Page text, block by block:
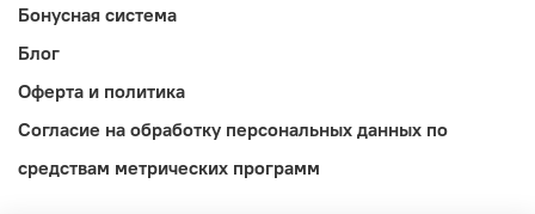
Бонусная система
Блог
Оферта и политика
Согласие на обработку персональных данных по
средствам метрических программ